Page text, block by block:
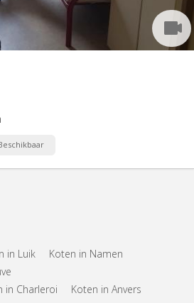
in Luik
Koten in Namen
in Charleroi
Koten in Anvers